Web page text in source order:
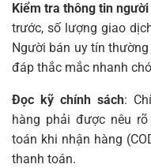
Kiểm tra thông tin
trước, số lượng giao
Người bán uy tín
đáp thắc mắc nhanh
Đọc kỹ chính sách:
hàng phải được nêu
toán khi nhận hàng
thanh toán.